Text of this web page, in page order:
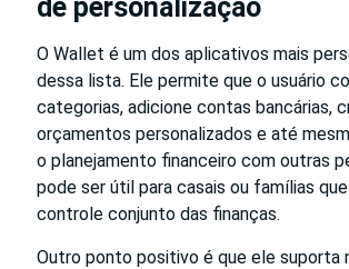
de personalização
O Wallet é um dos aplicativos mais
dessa lista. Ele permite que o usuário
categorias, adicione contas bancárias,
orçamentos personalizados e até
o planejamento financeiro com outras
pode ser útil para casais ou famílias
controle conjunto das finanças.
Outro ponto positivo é que ele suporta